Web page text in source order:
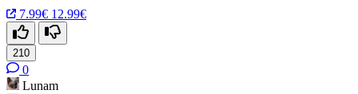
7.99€ 12.99€
210
0
Lunam